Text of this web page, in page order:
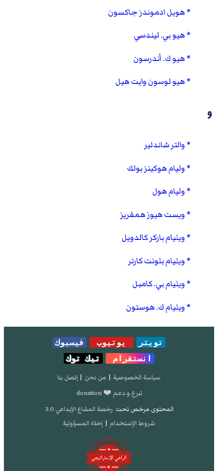
هويل ادموندز جاكسون
هيو بي. ليندسي
هيو ك. أندرسون
هيو لوسون وايت هيل
و
والتر شاندلير
وليام هوكينز بولك
وليام هول
ويست هيوز همفريز
ويليام باركر كالدويل
ويليام بلونت كارتر
ويليام بي. كامبل
ويليام ك. هوستون
تويتر يوتيوب
فيسبوك
انستقرام
تيك توك
سياسة الخصوصية | من نحن | إتصل بنا
تبرع و دعم ❤️ donation
المحتوى مرخص تحت رخصة المشاع الإبداعي 3.0
شروط الإستخدام | إخلاء المسؤولية